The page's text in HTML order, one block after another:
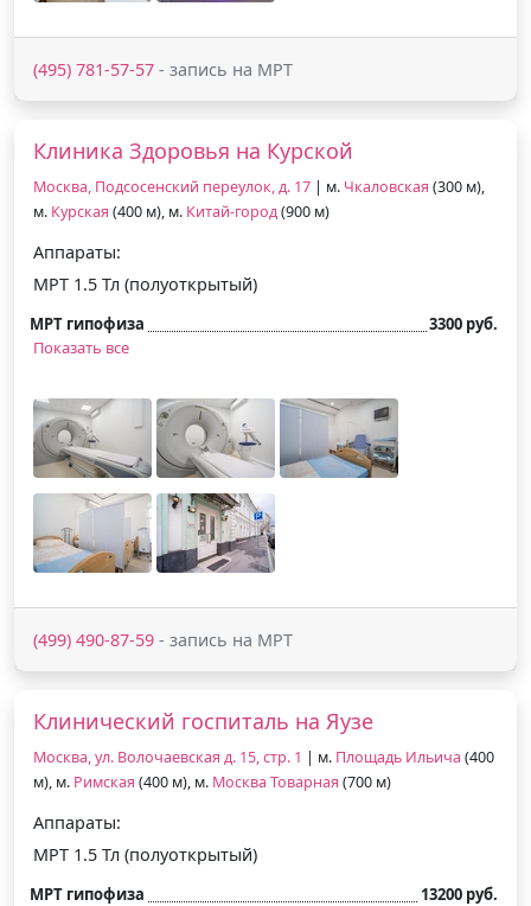
(495) 781-57-57 - запись на МРТ
Клиника Здоровья на Курской
Москва, Подсосенский переулок, д. 17 | м. Чкаловская (300 м),
м. Курская (400 м), м. Китай-город(900 м)
Аппараты:
МРТ 1.5 Тл (полуоткрытый)
МРТ гипофиза
3300 руб.
Показать все
(499) 490-87-59 - запись на МРТ
Клинический госпиталь на Яузе
Москва, ул. Волочаевская д. 15, стр. 1 | м. Площадь Ильича (400
м), м. Римская (400 м), м. Москва Товарная (700 м)
Аппараты:
МРТ 1.5 Тл (полуоткрытый)
МРТ гипофиза 13200 руб.